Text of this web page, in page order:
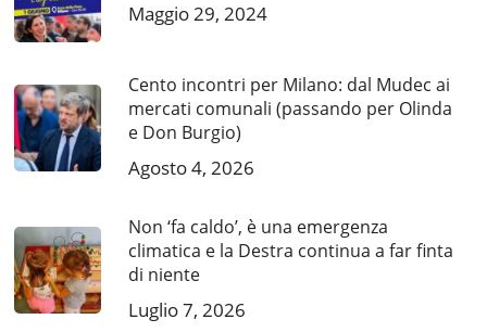
Maggio 29, 2024
Cento incontri per Milano: dal Mudec ai
mercati comunali (passando per Olinda
e Don Burgio)
Agosto 4, 2026
Non ‘fa caldo’, è una emergenza
climatica e la Destra continua a far finta
di niente
Luglio 7, 2026